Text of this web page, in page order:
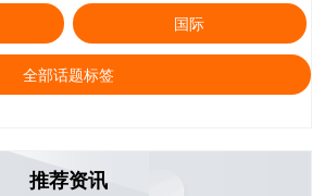
国际
全部话题标签
推荐资讯